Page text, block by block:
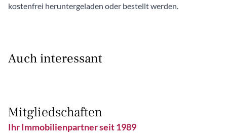
kostenfrei heruntergeladen oder bestellt werden.
Auch interessant
Mitgliedschaften
Ihr Immobilienpartner seit 1989